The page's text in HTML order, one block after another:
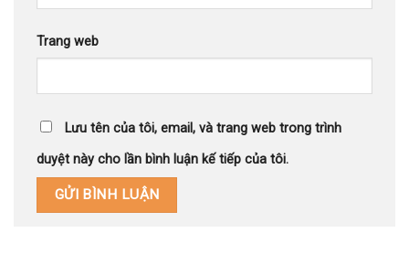
Trang web
Lưu tên của tôi, email, và trang web trong trình
duyệt này cho lần bình luận kế tiếp của tôi.